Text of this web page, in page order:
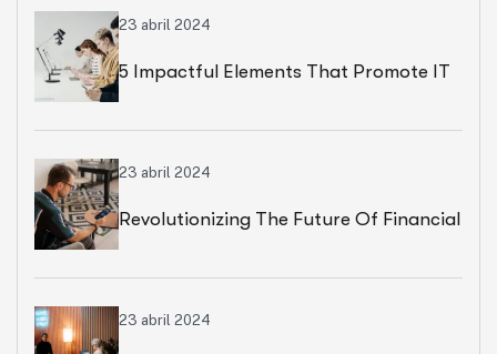
23 abril 2024
5 Impactful Elements That Promote IT
23 abril 2024
Revolutionizing The Future Of Financial
23 abril 2024